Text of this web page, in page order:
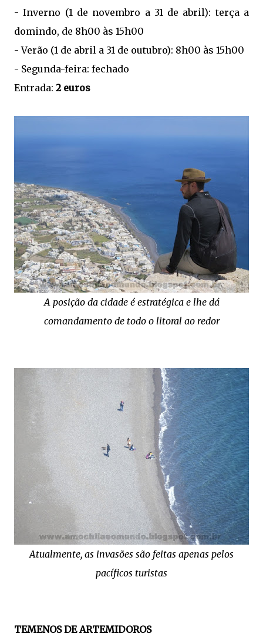
- Inverno (1 de novembro a 31 de abril): terça a
domindo, de 8h00 às 15h00
- Verão (1 de abril a 31 de outubro): 8h00 às 15h00
- Segunda-feira: fechado
Entrada: 2 euros
A posição da cidade é estratégica e lhe dá
comandamento de todo o litoral ao redor
Atualmente, as invasões são feitas apenas pelos
pacíficos turistas
TEMENOS DE ARTEMIDOROS